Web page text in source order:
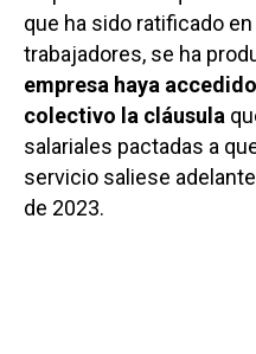
que ha sido ratificado
trabajadores, se ha
empresa haya
colectivo la cláusula
salariales pactadas a
servicio saliese
de 2023.